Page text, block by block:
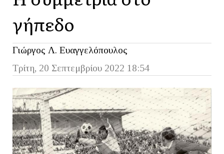
γήπεδο
Γιώργος Λ. Ευαγγελόπουλος
Τρίτη, 20 Σεπτεμβρίου 2022 18:54